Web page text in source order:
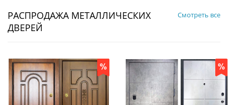
РАСПРОДАЖА МЕТАЛЛИЧЕСКИХ
ДВЕРЕЙ
Смотреть все